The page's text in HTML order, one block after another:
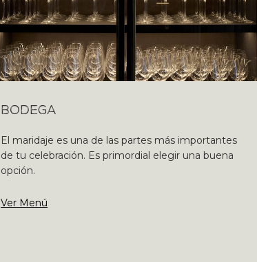
BODEGA
El maridaje es una de las partes más importantes
de tu celebración. Es primordial elegir una buena
opción.
Ver Menú